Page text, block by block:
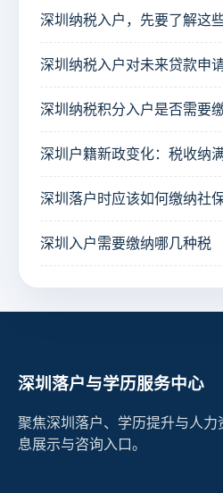
深圳纳税入户，先要了解这些
深圳纳税入户对未来贷款申
深圳纳税积分入户是否需要
深圳户籍新政变化：税收纳
深圳落户时应该如何缴纳社
深圳入户需要缴纳哪几种税
深圳落户与学历服务中心
聚焦深圳落户、学历提升与人
息展示与咨询入口。